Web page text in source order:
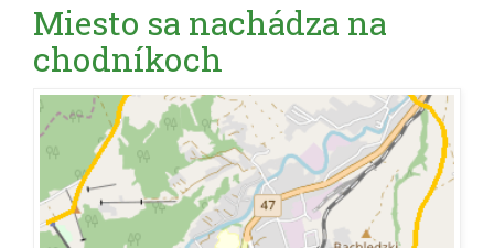
Miesto sa nachádza na
chodníkoch